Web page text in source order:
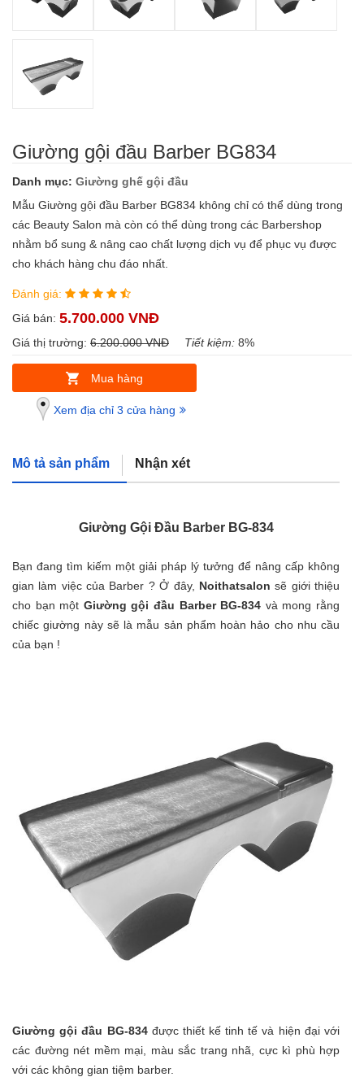
Giường gội đầu Barber BG834
Danh mục: Giường ghế gội đầu
Mẫu Giường gội đầu Barber BG834 không chỉ có thể dùng trong
các Beauty Salon mà còn có thể dùng trong các Barbershop
nhằm bổ sung & nâng cao chất lượng dịch vụ để phục vụ được
cho khách hàng chu đáo nhất.
Đánh giá:
Giá bán: 5.700.000 VNĐ
Giá thị trường: 6.200.000 VNĐ Tiết kiệm: 8%
Mua hàng
Xem địa chỉ 3 cửa hàng
Mô tả sản phẩm Nhận xét
Giường Gội Đầu Barber BG-834
Bạn đang tìm kiếm một giải pháp lý tưởng để nâng cấp không
gian làm việc của Barber ? Ở đây, Noithatsalon sẽ giới thiệu
cho bạn một Giường gội đầu Barber BG-834 và mong rằng
chiếc giường này sẽ là mẫu sản phẩm hoàn hảo cho nhu cầu
của bạn !
Giường gội đầu BG-834được thiết kế tinh tế và hiện đại với
các đường nét mềm mại, màu sắc trang nhã, cực kì phù hợp
với các không gian tiệm barber.